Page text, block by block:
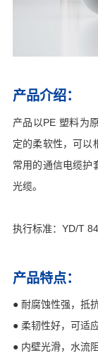
产品介绍：
产品以PE 塑料为
定的柔软性，可以
常用的通信电缆护
光缆。
执行标准：YD/T
产品特点：
● 耐腐蚀性强，抵
● 柔韧性好，可适
● 内壁光滑，水流